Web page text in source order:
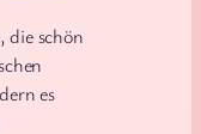
die schön
es